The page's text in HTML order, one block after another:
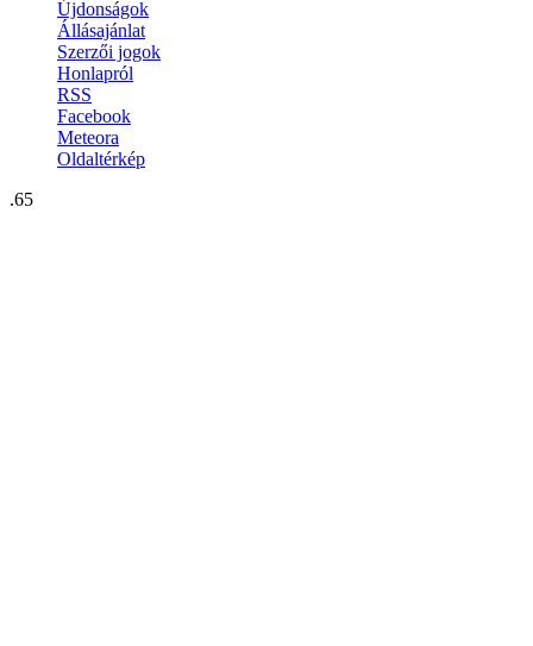
Újdonságok
Állásajánlat
Szerzői jogok
Honlapról
RSS
Facebook
Meteora
Oldaltérkép
.65